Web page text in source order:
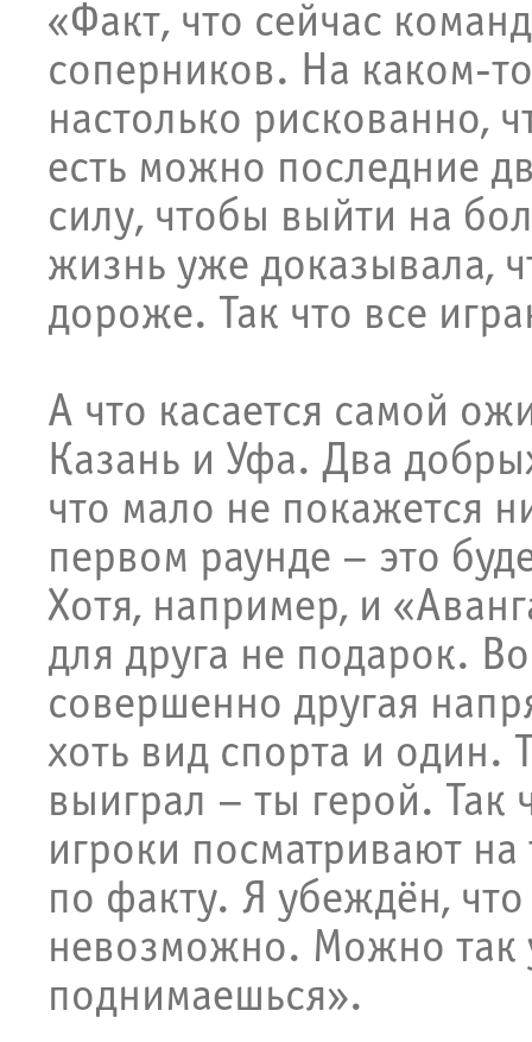
«Факт, что сейчас
соперников. На каком-
настолько рискованно,
есть можно последние
силу, чтобы выйти на
жизнь уже доказывала,
дороже. Так что все
А что касается самой
Казань и Уфа. Два
что мало не покажется
первом раунде – это
Хотя, например, и
для друга не подарок.
совершенно другая
хоть вид спорта и один.
выиграл – ты герой. Так
игроки посматривают
по факту. Я убеждён,
невозможно. Можно так
поднимаешься».